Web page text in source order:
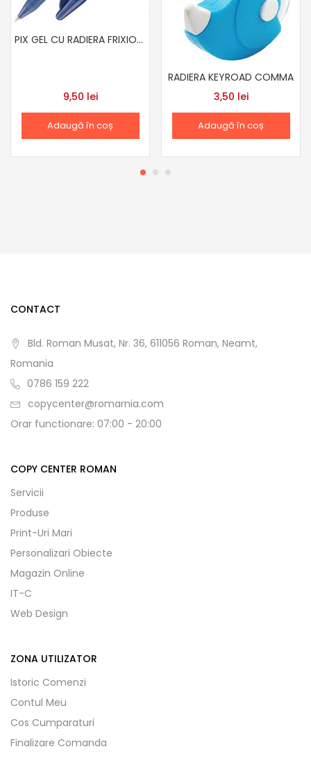
PIX GEL CU RADIERA FRIXION ALBASTRU 0.7MM
9,50 lei
Adaugă în coș
RADIERA KEYROAD COMMA
3,50 lei
Adaugă în coș
CONTACT
Bld. Roman Musat, Nr. 36, 611056 Roman, Neamt,
Romania
0786 159 222
copycenter@romarnia.com
Orar functionare: 07:00 - 20:00
COPY CENTER ROMAN
Servicii
Produse
Print-Uri Mari
Personalizari Obiecte
Magazin Online
IT-C
Web Design
ZONA UTILIZATOR
Istoric Comenzi
Contul Meu
Cos Cumparaturi
Finalizare Comanda